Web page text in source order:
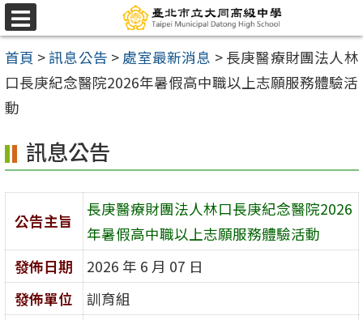
跳
至
主
要
內
區
選
單
首頁 >訊息公告 > 處室最新消息 > 長庚醫療財團法人林
口長庚紀念醫院2026年暑假高中職以上志願服務體驗活
動
訊息公告
公告主旨
長庚醫療財團法人林口長庚紀念醫院2026
年暑假高中職以上志願服務體驗活動
發佈日期
2026 年 6 月 07 日
發佈單位
訓育組